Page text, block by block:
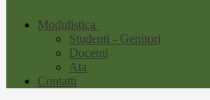
Modulistica
Studenti - Genitori
Docenti
Ata
Contatti